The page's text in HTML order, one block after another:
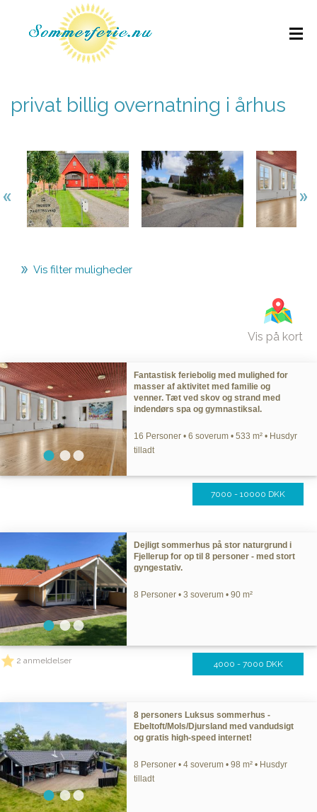
privat billig overnatning i århus
Vis filter muligheder
Vis på kort
Fantastisk feriebolig med mulighed for
masser af aktivitet med familie og
venner. Tæt ved skov og strand med
indendørs spa og gymnastiksal.
16 Personer • 6 soverum • 533 m² • Husdyr
tilladt
7000 - 10000 DKK
Dejligt sommerhus på stor naturgrund i
Fjellerup for op til 8 personer - med stort
gyngestativ.
8 Personer • 3 soverum • 90 m²
2 anmeldelser 4000 - 7000 DKK
8 personers Luksus sommerhus -
Ebeltoft/Mols/Djursland med vandudsigt
og gratis high-speed internet!
8 Personer • 4 soverum • 98 m² • Husdyr
tilladt